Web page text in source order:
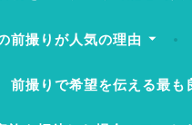
前撮りが人気の理由
前撮りで希望を伝える最も